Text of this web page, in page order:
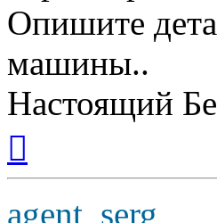
Опишите
машины..
Настоящий
началу
agent_serg